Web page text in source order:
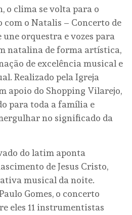
o clima se volta para o
com o Natalis – Concerto de
orquestra e vozes para
natalina de forma artística,
de excelência musical e
Realizado pela Igreja
apoio do Shopping Vilarejo,
para toda a família e
no significado da
do latim aponta
de Jesus Cristo,
musical da noite.
Gomes, o concerto
eles 11 instrumentistas